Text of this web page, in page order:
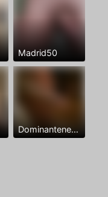
Madrid50
Dominantenegro ya